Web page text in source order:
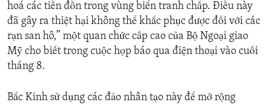
hoá các tiền đồn trong vùng biển tranh chấp. Điều này
đã gây ra thiệt hại không thể khắc phục được đối với các
rạn san hô,” một quan chức cấp cao của Bộ Ngoại giao
Mỹ cho biết trong cuộc họp báo qua điện thoại vào cuối
tháng 8.
Bắc Kinh sử dụng các đảo nhân tạo này để mở rộng